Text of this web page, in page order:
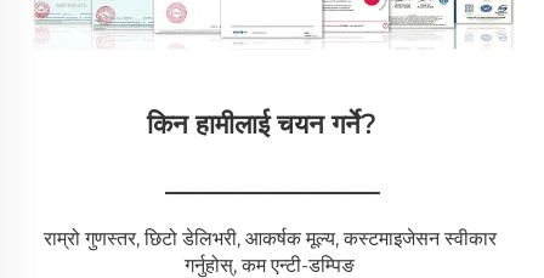
किन हामीलाई चयन गर्ने?
________________
राम्रो गुणस्तर, छिटो डेलिभरी, आकर्षक मूल्य, कस्टमाइजेसन स्वीकार
गर्नुहोस्, कम एन्टी-डम्पिङ